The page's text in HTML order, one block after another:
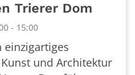
Trierer Dom
- 15:00
einzigartiges
und Architektur